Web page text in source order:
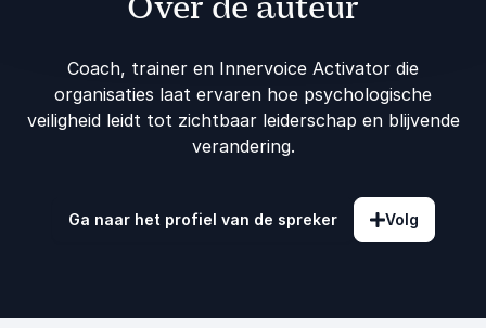
Coach, trainer en Innervoice Activator die
organisaties laat ervaren hoe psychologische
veiligheid leidt tot zichtbaar leiderschap en blijvende
verandering.
Ga naar het profiel van de spreker Volg